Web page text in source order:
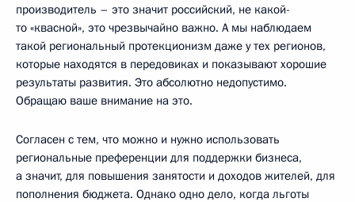
производитель – это значит российский, не какой-
то «квасной», это чрезвычайно важно. А мы наблюдаем
такой региональный протекционизм даже у тех регионов,
которые находятся в передовиках и показывают хорошие
результаты развития. Это абсолютно недопустимо.
Обращаю ваше внимание на это.
Согласен с тем, что можно и нужно использовать
региональные преференции для поддержки бизнеса,
а значит, для повышения занятости и доходов жителей, для
пополнения бюджета. Однако одно дело, когда льготы